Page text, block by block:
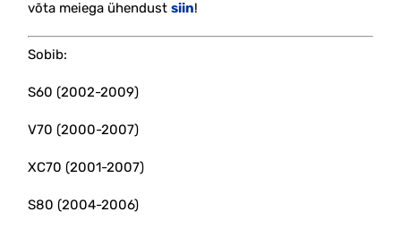
võta meiega ühendust siin!
Sobib:
S60 (2002-2009)
V70 (2000-2007)
XC70 (2001-2007)
S80 (2004-2006)